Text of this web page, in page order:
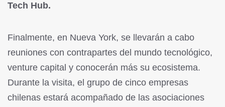
Tech Hub.
Finalmente, en Nueva York, se llevarán a cabo
reuniones con contrapartes del mundo tecnológico,
venture capital y conocerán más su ecosistema.
Durante la visita, el grupo de cinco empresas
chilenas estará acompañado de las asociaciones